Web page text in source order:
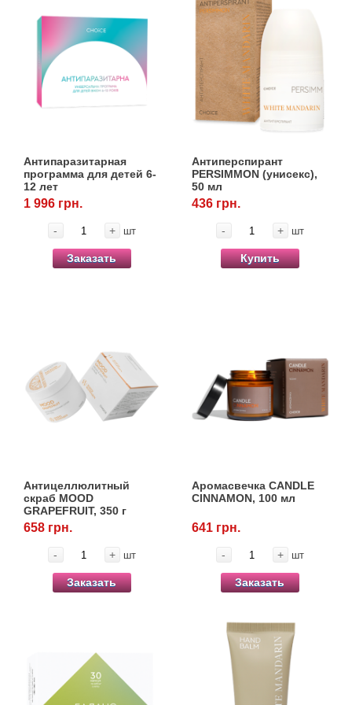
Антипаразитарная
программа для детей 6-
12 лет
1 996 грн.
- + шт
Заказать
Антиперспирант
PERSIMMON (унисекс),
50 мл
436 грн.
- + шт
Купить
Антицеллюлитный
скраб MOOD
GRAPEFRUIT, 350 г
658 грн.
- + шт
Заказать
Аромасвечка CANDLE
CINNAMON, 100 мл
641 грн.
- + шт
Заказать